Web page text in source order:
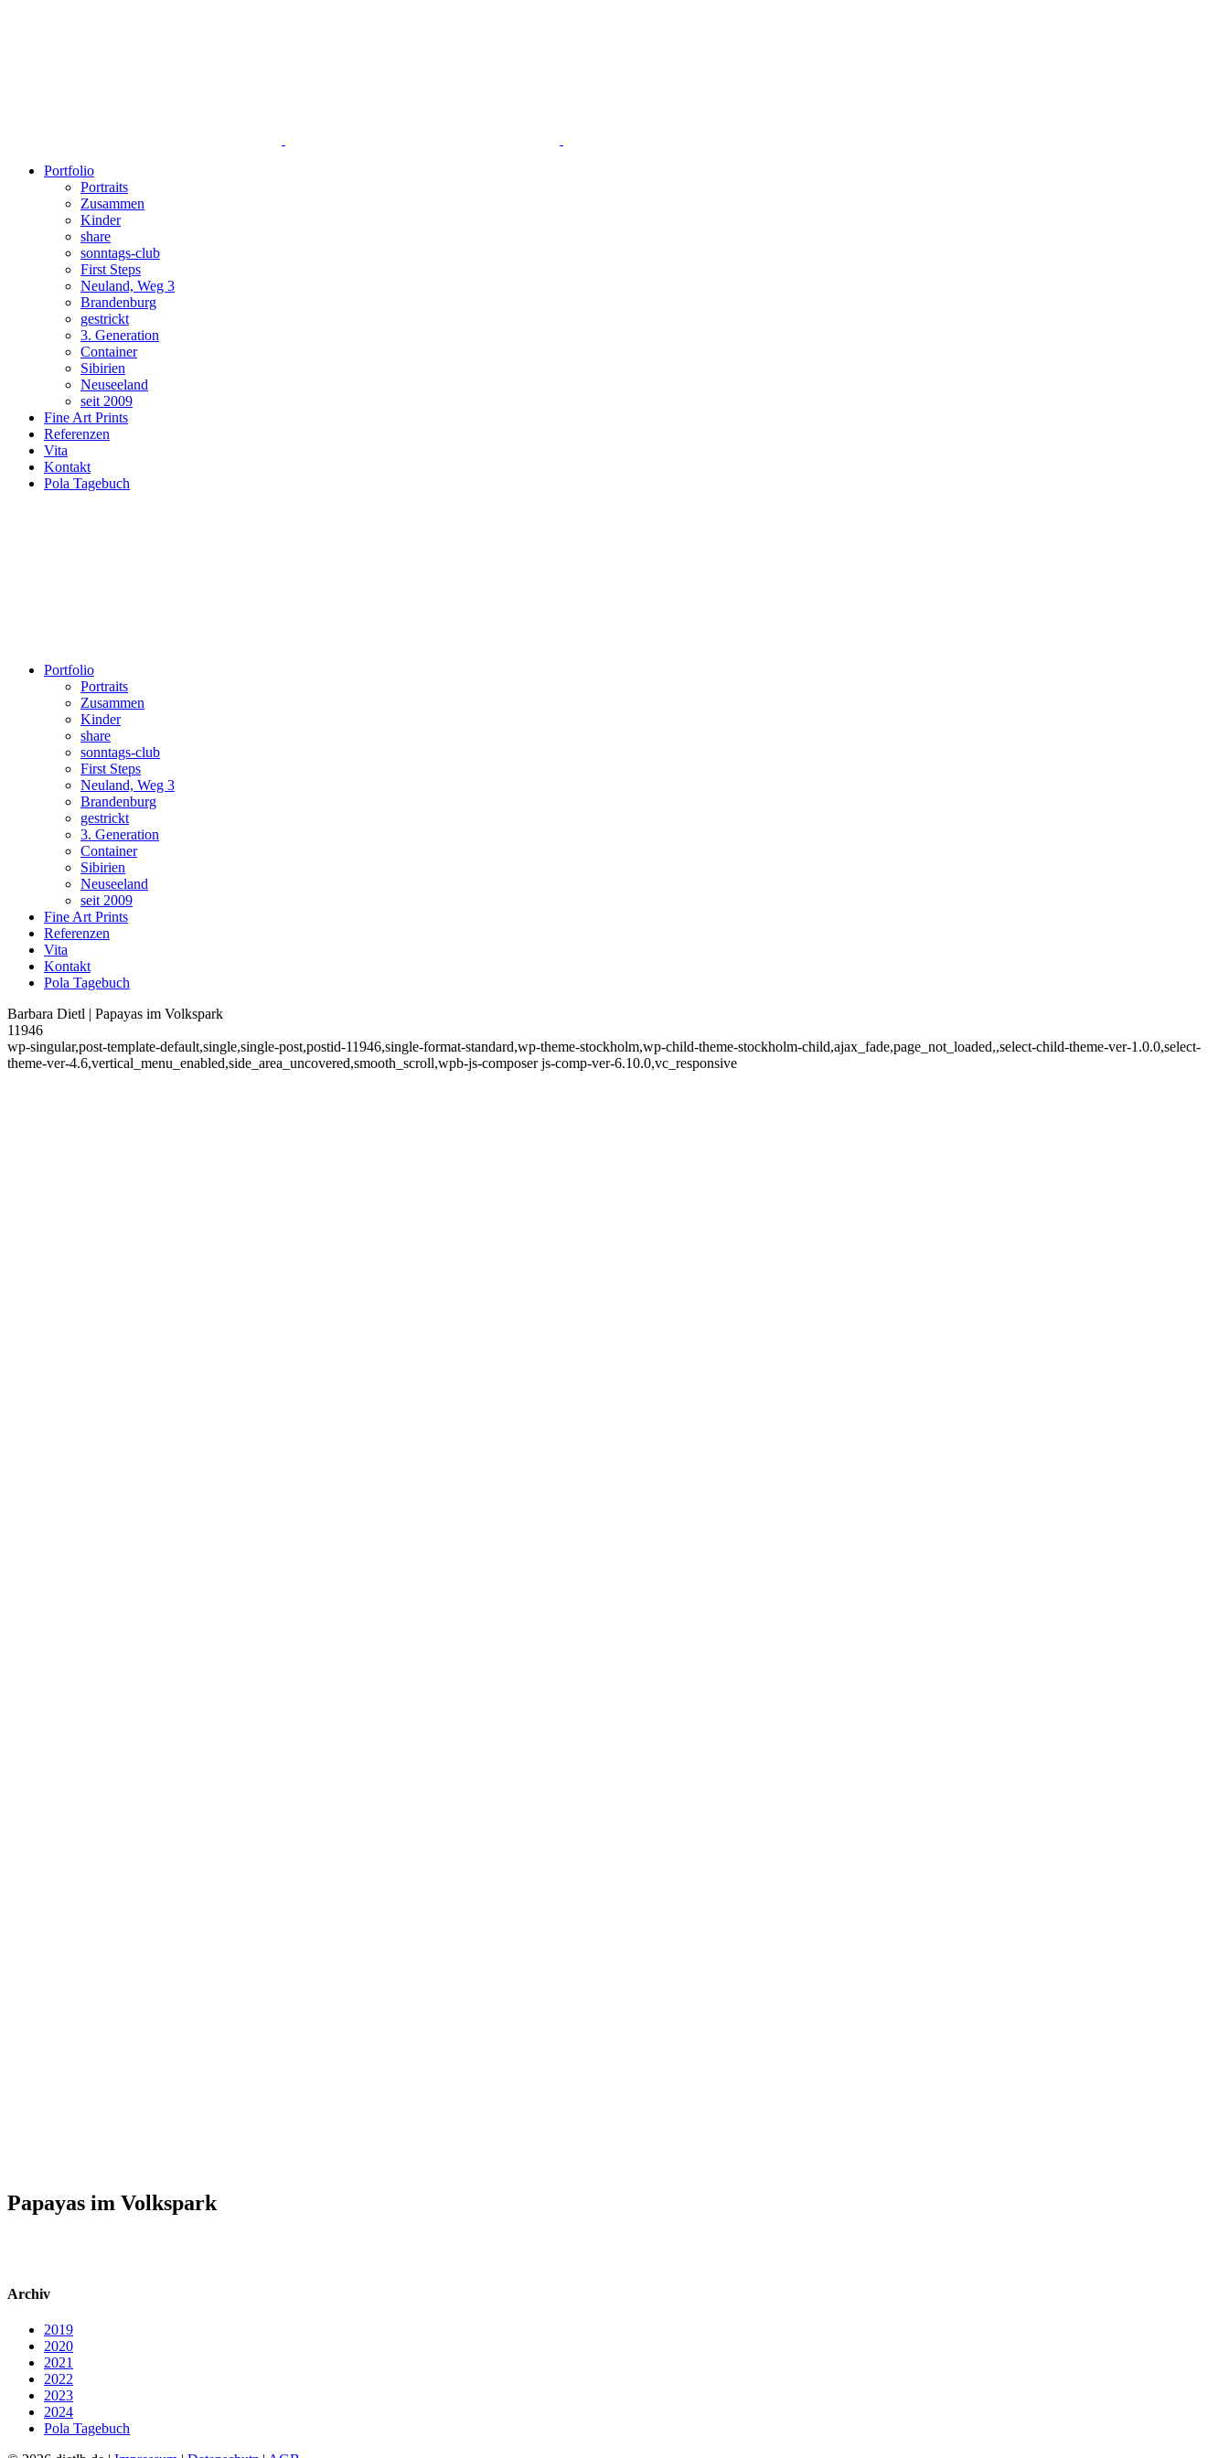
Portfolio
Portraits
Zusammen
Kinder
share
sonntags-club
First Steps
Neuland, Weg 3
Brandenburg
gestrickt
3. Generation
Container
Sibirien
Neuseeland
seit 2009
Fine Art Prints
Referenzen
Vita
Kontakt
Pola Tagebuch
Portfolio
Portraits
Zusammen
Kinder
share
sonntags-club
First Steps
Neuland, Weg 3
Brandenburg
gestrickt
3. Generation
Container
Sibirien
Neuseeland
seit 2009
Fine Art Prints
Referenzen
Vita
Kontakt
Pola Tagebuch
Barbara Dietl | Papayas im Volkspark
11946
wp-singular,post-template-default,single,single-post,postid-11946,single-format-standard,wp-theme-stockholm,wp-child-theme-stockholm-child,ajax_fade,page_not_loaded,,select-child-theme-ver-1.0.0,select-
theme-ver-4.6,vertical_menu_enabled,side_area_uncovered,smooth_scroll,wpb-js-composer js-comp-ver-6.10.0,vc_responsive
Papayas im Volkspark
Archiv
2019
2020
2021
2022
2023
2024
Pola Tagebuch